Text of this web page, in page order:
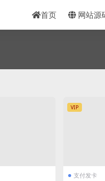
首页 网站源
VIP
支付发卡